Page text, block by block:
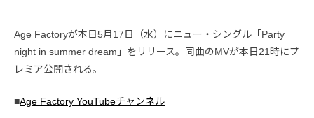
Age Factoryが本日5月17日（水）にニュー・シングル「Party
night in summer dream」をリリース。同曲のMVが本日21時にプ
レミア公開される。
■Age Factory YouTubeチャンネル